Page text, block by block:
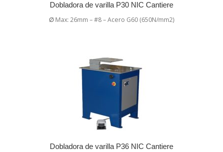
Dobladora de varilla P30 NIC Cantiere
∅ Max: 26mm – #8 – Acero G60 (650N/mm2)
Dobladora de varilla P36 NIC Cantiere